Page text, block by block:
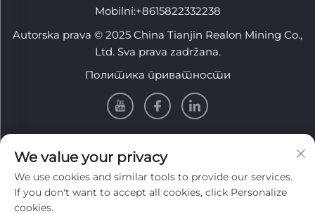
Mobilni:+8615822332238
Autorska prava © 2025 China Tianjin Realon Mining Co.,
Ltd. Sva prava zadržana.
Политика приватности
INFORMACIJE
Prijavite se da primate naš nedeljni bilten
We value your privacy
We use cookies and similar tools to provide our services.
If you don't want to accept all cookies, click Personalize
cookies.